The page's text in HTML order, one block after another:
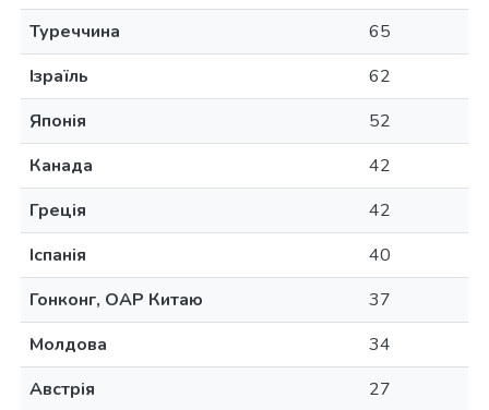
Туреччина
65
Ізраїль
62
Японія
52
Канада
42
Греція
42
Іспанія
40
Гонконг, ОАР Китаю
37
Молдова
34
Австрія
27